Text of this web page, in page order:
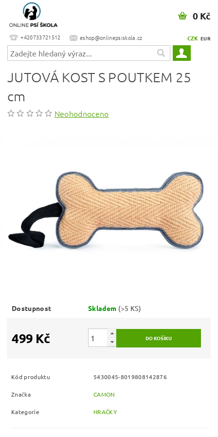
+420733721512 eshop@onlinepsiskola.cz CZK EUR
0 Kč
JUTOVÁ KOST S POUTKEM 25
cm
Neohodnoceno
Dostupnost Skladem (>5 KS)
499 Kč
Kód produktu 5430045-8019808142876
Značka CAMON
Kategorie HRAČKY